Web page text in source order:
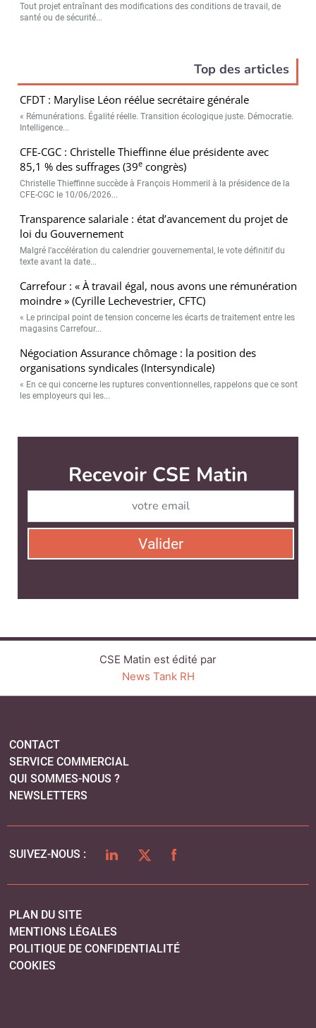
Tout projet entraînant des modifications des conditions de travail, de
santé ou de sécurité...
Top des articles
CFDT : Marylise Léon réélue secrétaire générale
« Rémunérations. Égalité réelle. Transition écologique juste. Démocratie.
Intelligence...
CFE-CGC : Christelle Thieffinne élue présidente avec
85,1 % des suffrages (39e congrès)
Christelle Thieffinne succède à François Hommeril à la présidence de la
CFE-CGC le 10/06/2026...
Transparence salariale : état d’avancement du projet de
loi du Gouvernement
Malgré l’accélération du calendrier gouvernemental, le vote définitif du
texte avant la date...
Carrefour : « À travail égal, nous avons une rémunération
moindre » (Cyrille Lechevestrier, CFTC)
« Le principal point de tension concerne les écarts de traitement entre les
magasins Carrefour...
Négociation Assurance chômage : la position des
organisations syndicales (Intersyndicale)
« En ce qui concerne les ruptures conventionnelles, rappelons que ce sont
les employeurs qui les...
CSE Matin est édité par
QUI SOMMES-NOUS ?
LINKEDINTWITTERFACEBOOK
MENTIONS LÉGALES
POLITIQUE DE CONFIDENTIALITÉ
COOKIES